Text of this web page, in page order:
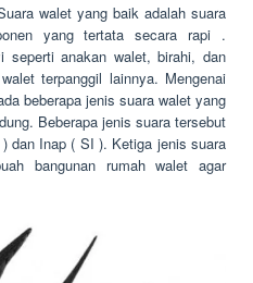
walet yang baik adalah suara
yang tertata secara rapi .
seperti anakan walet, birahi, dan
terpanggil lainnya. Mengenai
beberapa jenis suara walet yang
Beberapa jenis suara tersebut
dan Inap ( SI ). Ketiga jenis suara
bangunan rumah walet agar